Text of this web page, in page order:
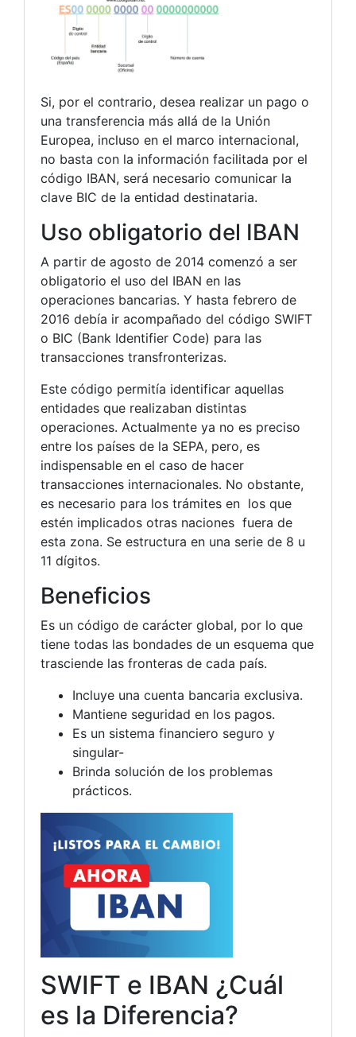
Si, por el contrario, desea realizar un pago o
una transferencia más allá de la Unión
Europea, incluso en el marco internacional,
no basta con la información facilitada por el
código IBAN, será necesario comunicar la
clave BIC de la entidad destinataria.
Uso obligatorio del IBAN
A partir de agosto de 2014 comenzó a ser
obligatorio el uso del IBAN en las
operaciones bancarias. Y hasta febrero de
2016 debía ir acompañado del código SWIFT
o BIC (Bank Identifier Code) para las
transacciones transfronterizas.
Este código permitía identificar aquellas
entidades que realizaban distintas
operaciones. Actualmente ya no es preciso
entre los países de la SEPA, pero, es
indispensable en el caso de hacer
transacciones internacionales. No obstante,
es necesario para los trámites en los que
estén implicados otras naciones fuera de
esta zona. Se estructura en una serie de 8 u
11 dígitos.
Beneficios
Es un código de carácter global, por lo que
tiene todas las bondades de un esquema que
trasciende las fronteras de cada país.
Incluye una cuenta bancaria exclusiva.
Mantiene seguridad en los pagos.
Es un sistema financiero seguro y
singular-
Brinda solución de los problemas
prácticos.
SWIFT e IBAN ¿Cuál
es la Diferencia?